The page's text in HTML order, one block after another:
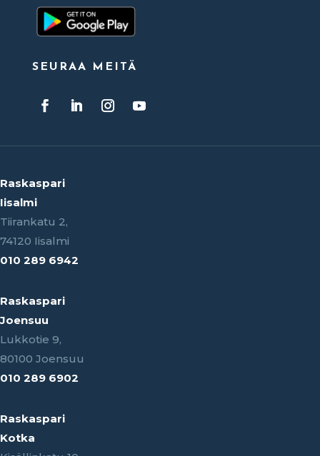
SEURAA MEITÄ
Raskaspari
Iisalmi
Tiirankatu 2,
74120 Iisalmi
010 289 6942
Raskaspari
Joensuu
Lukkotie 9,
80100 Joensuu
010 289 6902
Raskaspari
Kotka